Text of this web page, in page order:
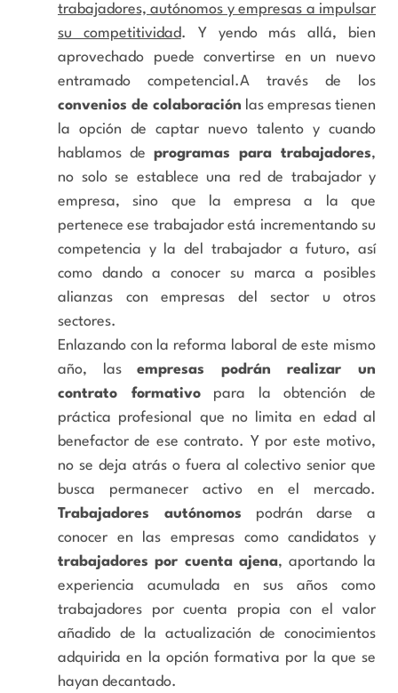
trabajadores, autónomos y empresas a impulsar
su competitividad. Y yendo más allá, bien
aprovechado puede convertirse en un nuevo
entramado competencial.A través de los
convenios de colaboración las empresas tienen
la opción de captar nuevo talento y cuando
hablamos de programas para trabajadores,
no solo se establece una red de trabajador y
empresa, sino que la empresa a la que
pertenece ese trabajador está incrementando su
competencia y la del trabajador a futuro, así
como dando a conocer su marca a posibles
alianzas con empresas del sector u otros
sectores.
Enlazando con la reforma laboral de este mismo
año, lasempresas podrán realizar un
contrato formativopara la obtención de
práctica profesional que no limita en edad al
benefactor de ese contrato. Y por este motivo,
no se deja atrás o fuera al colectivo senior que
busca permanecer activo en el mercado.
Trabajadores autónomos podrán darse a
conocer en las empresas como candidatos y
trabajadores por cuenta ajena, aportando la
experiencia acumulada en sus años como
trabajadores por cuenta propia con el valor
añadido de la actualización de conocimientos
adquirida en la opción formativa por la que se
hayan decantado.